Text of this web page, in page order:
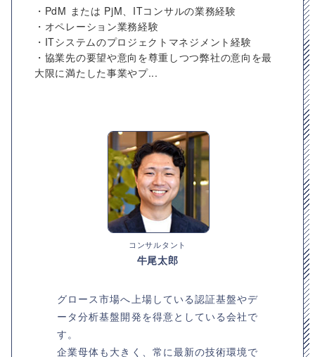
・PdM または PjM、ITコンサルの業務経験
・オペレーション業務経験
・ITシステムのプロジェクトマネジメント経験
・協業先の要望や意向を尊重しつつ弊社の意向を最
大限に満たした事業やプ...
コンサルタント
牛尾太郎
グロース市場へ上場している認証基盤やデ
ータ分析基盤開発を得意としている会社で
す。
企業母体も大きく、常に最新の技術環境で